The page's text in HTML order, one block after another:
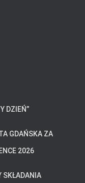
DZIEŃ”
GDAŃSKA ZA
2026
SKŁADANIA